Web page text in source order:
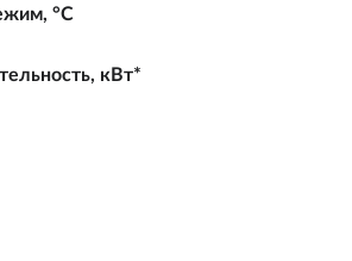
°С
кВт*